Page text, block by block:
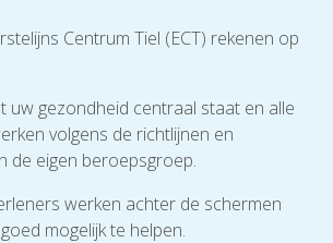
Centrum Tiel (ECT) rekenen op
uw gezondheid centraal staat en alle
volgens de richtlijnen en
de eigen beroepsgroep.
werken achter de schermen
mogelijk te helpen.